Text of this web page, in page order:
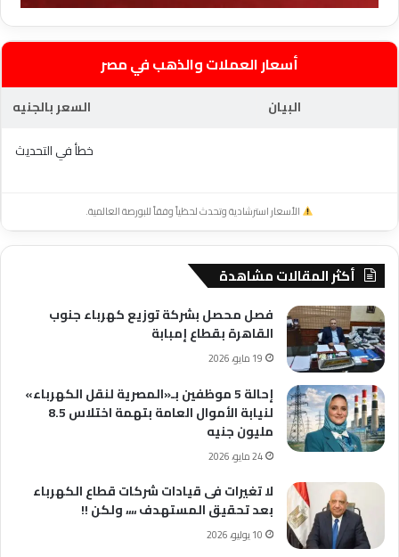
أسعار العملات والذهب في مصر
البيان
السعر بالجنيه
خطأ في التحديث
الأسعار استرشادية وتحدث لحظياً وفقاً للبورصة العالمية.
أكثر المقالات مشاهدة
فصل محصل بشركة توزيع كهرباء جنوب
القاهرة بقطاع إمبابة
19 مايو، 2026
إحالة 5 موظفين بـ«المصرية لنقل الكهرباء»
لنيابة الأموال العامة بتهمة اختلاس 8.5
مليون جنيه
24 مايو، 2026
لا تغيرات فى قيادات شركات قطاع الكهرباء
بعد تحقيق المستهدف ،،،، ولكن !!
10 يوليو، 2026